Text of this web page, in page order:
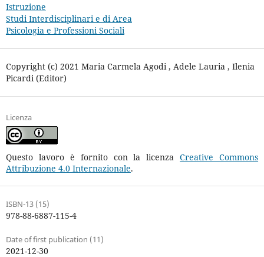
Istruzione
Studi Interdisciplinari e di Area
Psicologia e Professioni Sociali
Copyright (c) 2021 Maria Carmela Agodi , Adele Lauria , Ilenia
Picardi (Editor)
Licenza
Questo lavoro è fornito con la licenzaCreative Commons
Attribuzione 4.0 Internazionale.
ISBN-13 (15)
978-88-6887-115-4
Date of first publication (11)
2021-12-30